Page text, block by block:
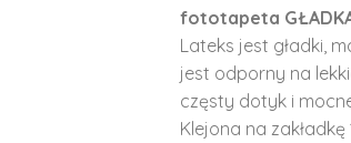
fototapeta
Lateks jest gładki,
jest odporny na
częsty dotyk i
Klejona na